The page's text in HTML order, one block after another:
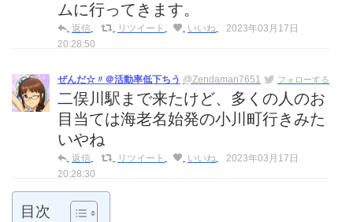
ムに行ってきます。
返信 リツイート いいね
2023年03月17日
20:28:50
ぜんだ☆〃＠活動率低下ちう @Zendaman7651 フォローする
二俣川駅まで来たけど、多くの人のお
目当ては海老名始発の小川町行きみた
いやね
返信 リツイート いいね
2023年03月17日
20:28:30
目次